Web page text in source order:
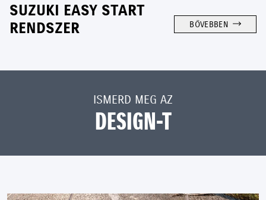
SUZUKI EASY START
RENDSZER
BŐVEBBEN
ISMERD MEG AZ
DESIGN-T